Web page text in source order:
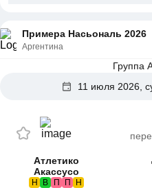
Примера Насьональ 2026
Аргентина
Группа
11 июля 2026,
Атлетико
Акассусо
Н В П П Н